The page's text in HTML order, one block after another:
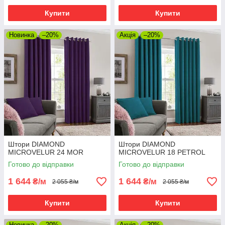
Купити Купити
Новинка –20%
Штори DIAMOND
MICROVELUR 24 MOR
Готово до відправки
1 644 ₴/м 2 055 ₴/м
Купити
Акція –20%
Штори DIAMOND
MICROVELUR 18 PETROL
Готово до відправки
1 644 ₴/м 2 055 ₴/м
Купити